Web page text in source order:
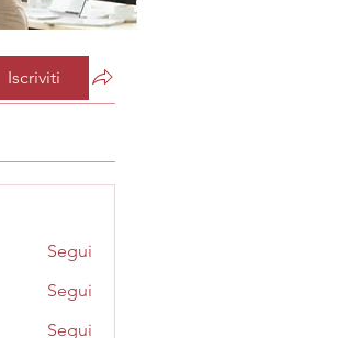
Iscriviti
Segui
Segui
Segui